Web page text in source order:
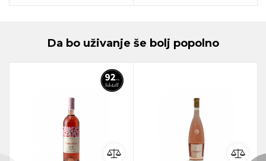
Da bo uživanje še bolj popolno